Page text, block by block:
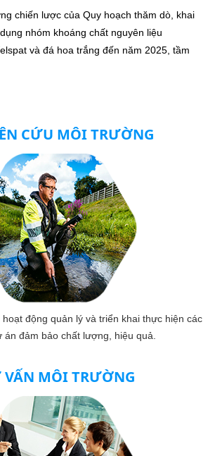
chiến lược của Quy hoạch thăm dò, khai
nhóm khoáng chất nguyên liệu
và đá hoa trắng đến năm 2025, tầm
CỨU MÔI TRƯỜNG
động quản lý và triển khai thực hiện các
án đảm bảo chất lượng, hiệu quả.
VẤN MÔI TRƯỜNG